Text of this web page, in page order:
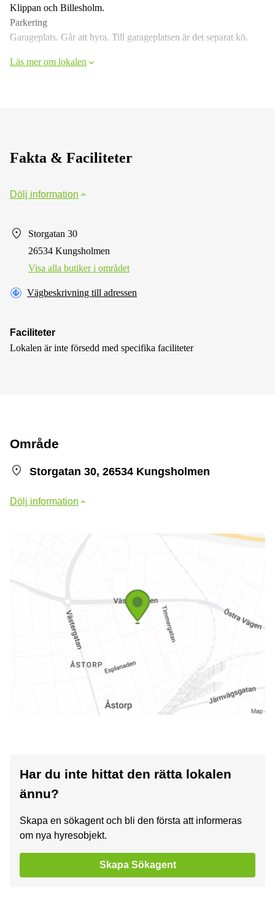
Klippan och Billesholm.
Parkering
Garageplats. Går att hyra. Till garageplatsen är det separat kö.
Läs mer om lokalen
Fakta & Faciliteter
Dölj information
Storgatan 30
26534 Kungsholmen
Visa alla butiker i området
Vägbeskrivning till adressen
Faciliteter
Lokalen är inte försedd med specifika faciliteter
Område
Storgatan 30, 26534 Kungsholmen
Dölj information
Har du inte hittat den rätta lokalen
ännu?
Skapa en sökagent och bli den första att informeras
om nya hyresobjekt.
Skapa Sökagent